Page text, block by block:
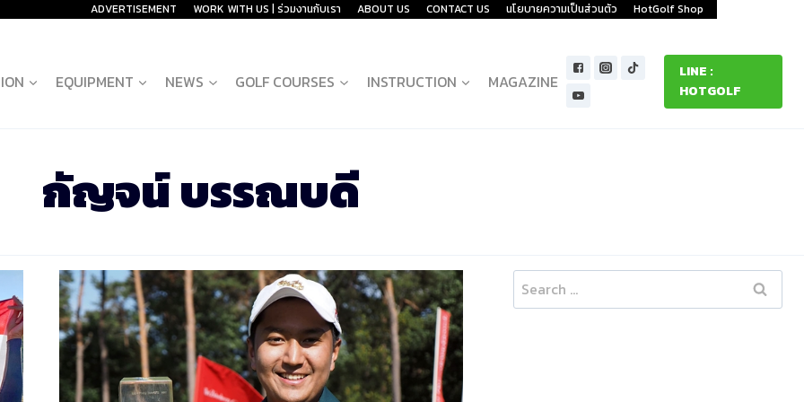
ADVERTISEMENT WORK WITH US | ร่วมงานกับเรา ABOUT US CONTACT US นโยบายความเป็นส่วนตัว HotGolf Shop
EQUIPMENT NEWS GOLF COURSES INSTRUCTION MAGAZINE
LINE :
HOTGOLF
กัญจน์ บรรณบดี
Search
for: